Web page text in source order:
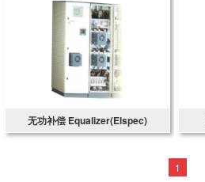
无功补偿 Equalizer(Elspec)
1